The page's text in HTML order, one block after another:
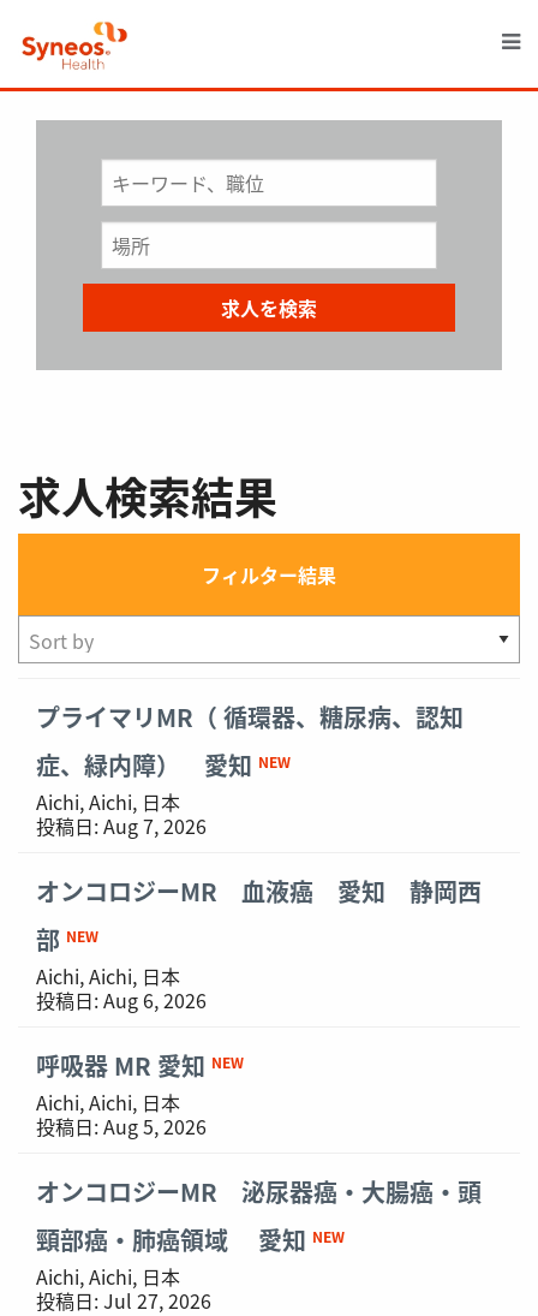
求人検索結果
フィルター結果
15
results
プライマリMR（ 循環器、糖尿病、認知
症、緑内障） 愛知 NEW
Aichi, Aichi, 日本
投稿日:Aug 7, 2026
オンコロジーMR 血液癌 愛知 静岡西
部 NEW
Aichi, Aichi, 日本
投稿日:Aug 6, 2026
呼吸器 MR 愛知 NEW
Aichi, Aichi, 日本
投稿日:Aug 5, 2026
オンコロジーMR 泌尿器癌・大腸癌・頭
頸部癌・肺癌領域 愛知 NEW
Aichi, Aichi, 日本
投稿日:Jul 27, 2026